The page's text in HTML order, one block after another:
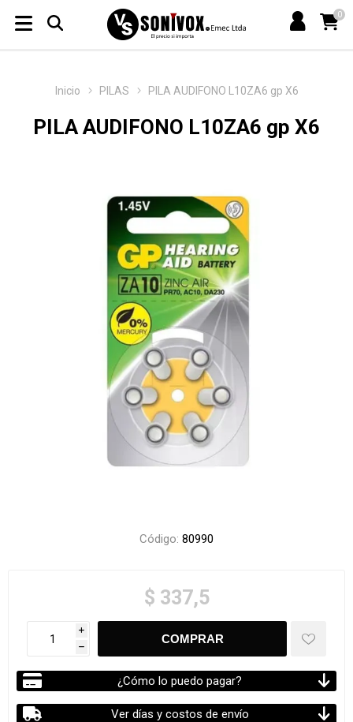
0
Inicio PILAS PILA AUDIFONO L10ZA6 gp X6
PILA AUDIFONO L10ZA6 gp X6
Código: 80990
$ 337,5
i
h
¿Cómo lo puedo pagar?
Ver días y costos de envío